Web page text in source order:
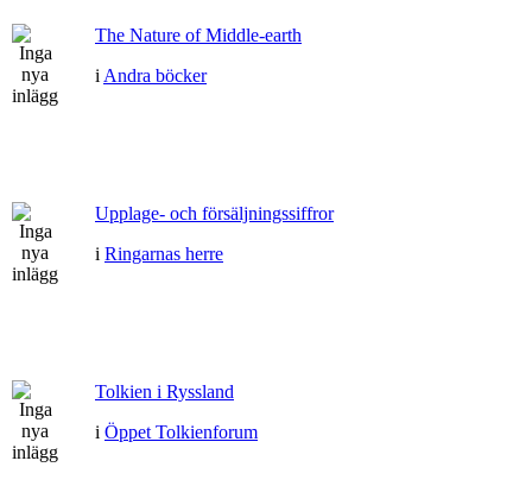
The Nature of Middle-earth
i Andra böcker
Upplage- och försäljningssiffror
i Ringarnas herre
Tolkien i Ryssland
i Öppet Tolkienforum